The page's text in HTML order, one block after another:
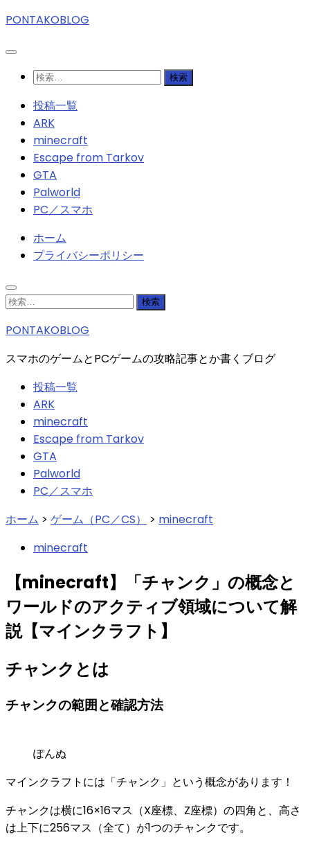
PONTAKOBLOG
検
投稿一覧
ARK
minecraft
Escape from Tarkov
GTA
Palworld
PC／スマホ
ホーム
プライバシーポリシー
検
PONTAKOBLOG
スマホのゲームとPCゲームの攻略記事とか書くブログ
投稿一覧
ARK
minecraft
Escape from Tarkov
GTA
Palworld
PC／スマホ
ホーム > ゲーム（PC／CS） > minecraft
minecraft
【minecraft】「チャンク」の概念と
ワールドのアクティブ領域について解
説【マインクラフト】
チャンクとは
チャンクの範囲と確認方法
ぽんぬ
マインクラフトには「チャンク」という概念があります！
チャンクは横に16×16マス（X座標、Z座標）の四角と、 高さ
は上下に256マス（全て） が1つのチャンクです。